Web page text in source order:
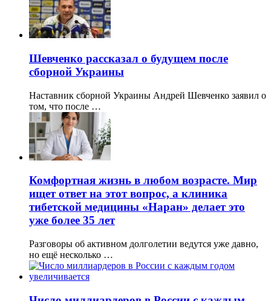
Шевченко рассказал о будущем после
сборной Украины
Наставник сборной Украины Андрей Шевченко заявил о
том, что после …
Комфортная жизнь в любом возрасте. Мир
ищет ответ на этот вопрос, а клиника
тибетской медицины «Наран» делает это
уже более 35 лет
Разговоры об активном долголетии ведутся уже давно,
но ещё несколько …